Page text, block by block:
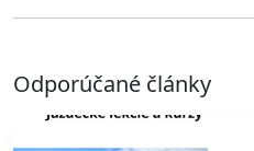
Odporúčané články